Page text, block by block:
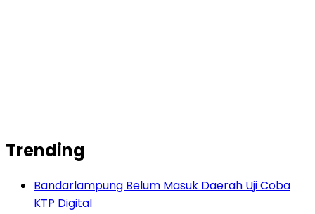
Trending
Bandarlampung Belum Masuk Daerah Uji Coba
KTP Digital